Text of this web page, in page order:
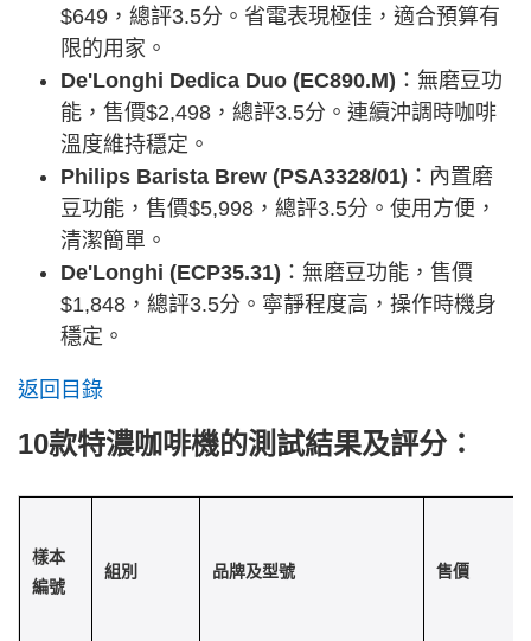
$649，總評3.5分。省電表現極佳，適合預算有
限的用家。
De'Longhi Dedica Duo (EC890.M) ：無磨豆功
能，售價$2,498，總評3.5分。連續沖調時咖啡
溫度維持穩定。
Philips Barista Brew (PSA3328/01) ：內置磨
豆功能，售價$5,998，總評3.5分。使用方便，
清潔簡單。
De'Longhi (ECP35.31) ：無磨豆功能，售價
$1,848，總評3.5分。寧靜程度高，操作時機身
穩定。
返回目錄
10款特濃咖啡機的測試結果及評分：
樣本
編號
組別 品牌及型號 售價